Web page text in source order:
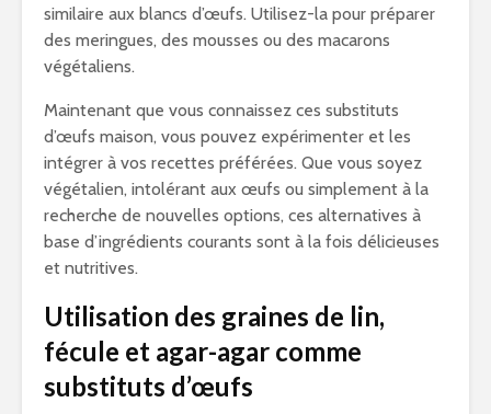
similaire aux blancs d’œufs. Utilisez-la pour préparer
des meringues, des mousses ou des macarons
végétaliens.
Maintenant que vous connaissez ces substituts
d’œufs maison, vous pouvez expérimenter et les
intégrer à vos recettes préférées. Que vous soyez
végétalien, intolérant aux œufs ou simplement à la
recherche de nouvelles options, ces alternatives à
base d’ingrédients courants sont à la fois délicieuses
et nutritives.
Utilisation des graines de lin,
fécule et agar-agar comme
substituts d’œufs